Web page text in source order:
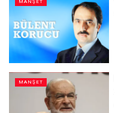
MANŞET
MANŞET